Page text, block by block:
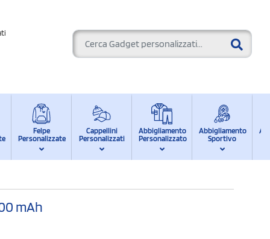
Felpe
Personalizzate
Cappellini
Personalizzati
Abbigliamento
Personalizzato
Abbigliamento
Sportivo
mAh